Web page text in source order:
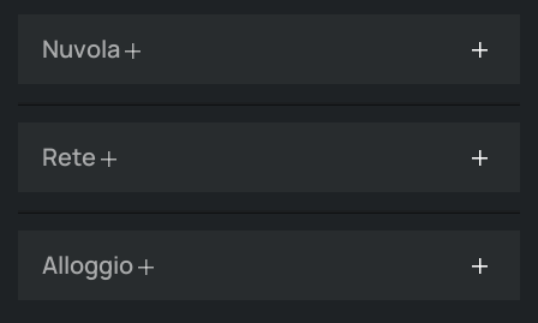
Nuvola
Rete
Alloggio